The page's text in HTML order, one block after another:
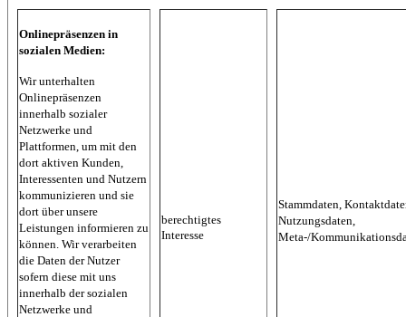
Onlinepräsenzen in
sozialen Medien:
Wir unterhalten
Onlinepräsenzen
innerhalb sozialer
Netzwerke und
Plattformen, um mit den
dort aktiven Kunden,
Interessenten und Nutzern
kommunizieren und sie
dort über unsere
Leistungen informieren zu
können. Wir verarbeiten
die Daten der Nutzer
sofern diese mit uns
innerhalb der sozialen
Netzwerke und
berechtigtes
Interesse
Stammdaten,
Nutzungsdaten,
Meta-/